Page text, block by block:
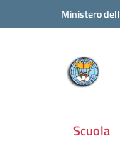
Vai ai contenuti
Vai al menu diMinistero
Scuola